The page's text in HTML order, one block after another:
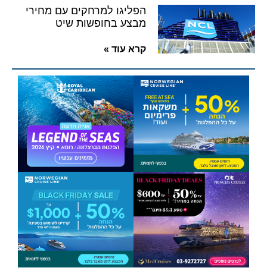
הפליגו למרחקים עם מחירי
מבצע בחופשות שיט
קרא עוד »